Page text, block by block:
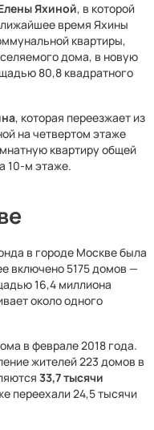
Яхиной, в которой
время Яхины
квартиры,
дома, в новую
80,8 квадратного
, которая переезжает из
на четвертом этаже
квартиру общей
10-м этаже.
в городе Москве была
включено 5175 домов —
16,4 миллиона
около одного
в феврале 2018 года.
жителей 223 домов в
33,7 тысячи
переехали 24,5 тысячи